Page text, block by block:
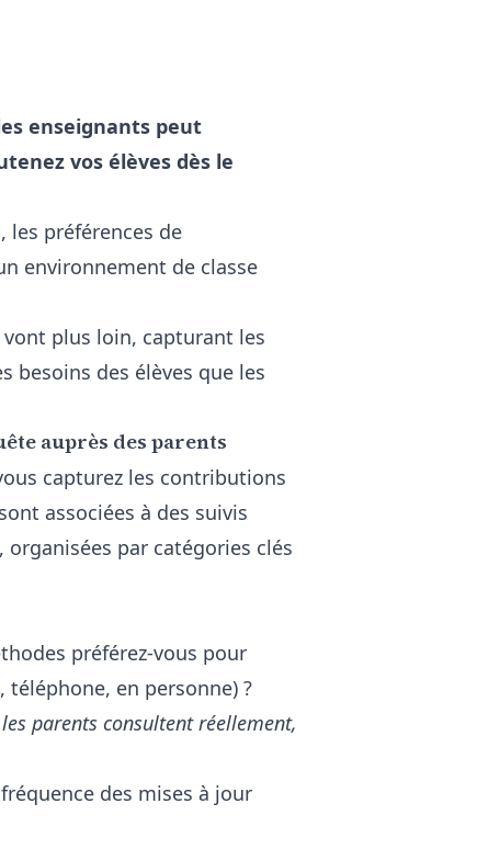
enseignants peut
vos élèves dès le
les préférences de
environnement de classe
vont plus loin, capturant les
besoins des élèves que les
auprès des parents
capturez les contributions
associées à des suivis
par catégories clés
préférez-vous pour
en personne) ?
parents consultent réellement,
des mises à jour